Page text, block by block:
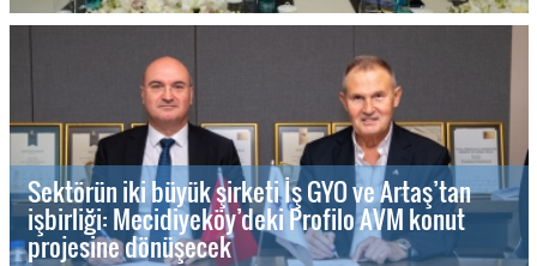
Sektörün iki büyük şirketi İş GYO ve Artaş’tan
işbirliği: Mecidiyeköy’deki Profilo AVM konut
projesine dönüşecek